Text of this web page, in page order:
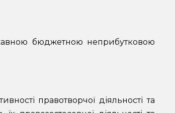
бюджетною неприбутковою
правотворчої діяльності та